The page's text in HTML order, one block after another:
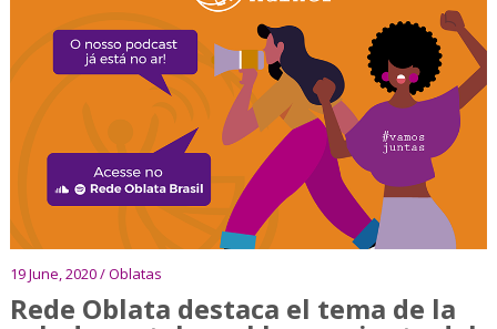
19 June, 2020 / Oblatas
Rede Oblata destaca el tema de la